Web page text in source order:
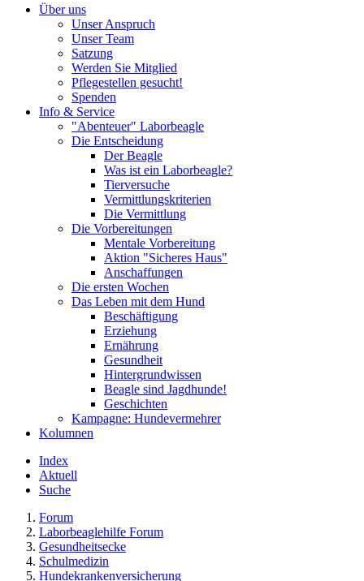
Über uns
Unser Anspruch
Unser Team
Satzung
Werden Sie Mitglied
Pflegestellen gesucht!
Spenden
Info & Service
"Abenteuer" Laborbeagle
Die Entscheidung
Der Beagle
Was ist ein Laborbeagle?
Tierversuche
Vermittlungskriterien
Die Vermittlung
Die Vorbereitungen
Mentale Vorbereitung
Aktion "Sicheres Haus"
Anschaffungen
Die ersten Wochen
Das Leben mit dem Hund
Beschäftigung
Erziehung
Ernährung
Gesundheit
Hintergrundwissen
Beagle sind Jagdhunde!
Geschichten
Kampagne: Hundevermehrer
Kolumnen
Index
Aktuell
Suche
Forum
Laborbeaglehilfe Forum
Gesundheitsecke
Schulmedizin
Hundekrankenversicherung